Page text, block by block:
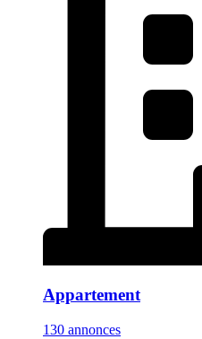
Appartement
130 annonces